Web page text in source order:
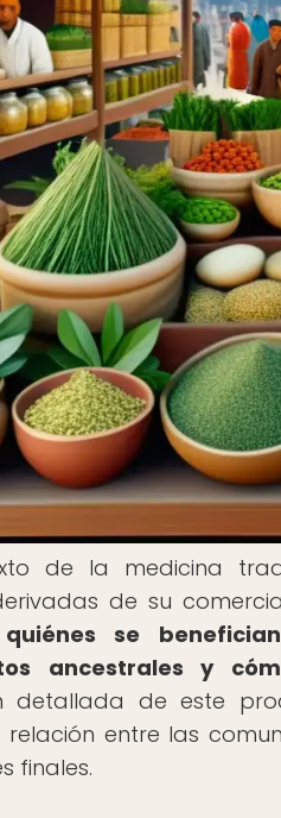
de la medicina
de su
quiénes se
ancestrales y
detallada de este
entre las
finales.